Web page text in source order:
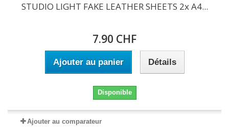
STUDIO LIGHT FAKE LEATHER SHEETS 2x A4...
7.90 CHF
Ajouter au panier Détails
Disponible
Ajouter au comparateur